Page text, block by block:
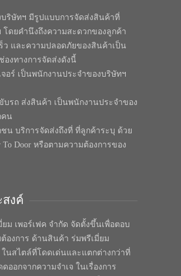
ริษัทฯ มีรูปแบบการจัดส่งสินค้าที่
โดยคำนึงถึงความสะดวกของลูกค้า
ว และความปลอดภัยของสินค้าเป็น
องทางการจัดส่งดังนี้
จอร์ เป็นพนักงานประจำของบริษัทฯ
บรถ ส่งสินค้า เป็นพนักงานประจำของ
คน
ชน บริการจัดส่งถึงที่ ที่ลูกค้าระบุ ด้วย
To Door หรือตามความต้องการของ
สงค์
ม เพอร์เฟค จำกัด จัดตั้งขึ้นเพื่อตอบ
องการ ด้านสินค้า ร่มพรีเมี่ยม
ในสไตล์ที่โดดเด่นและแตกต่างกว่าที่
ออกจากความจำเจ ในเรื่องการ